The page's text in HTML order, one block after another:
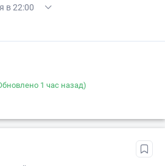
в 22:00
1 час назад)